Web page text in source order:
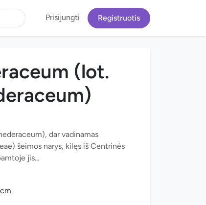
Prisijungti Registruotis
(lot.
dar vadinamas
šeimos narys, kilęs iš Centrinės
jis...